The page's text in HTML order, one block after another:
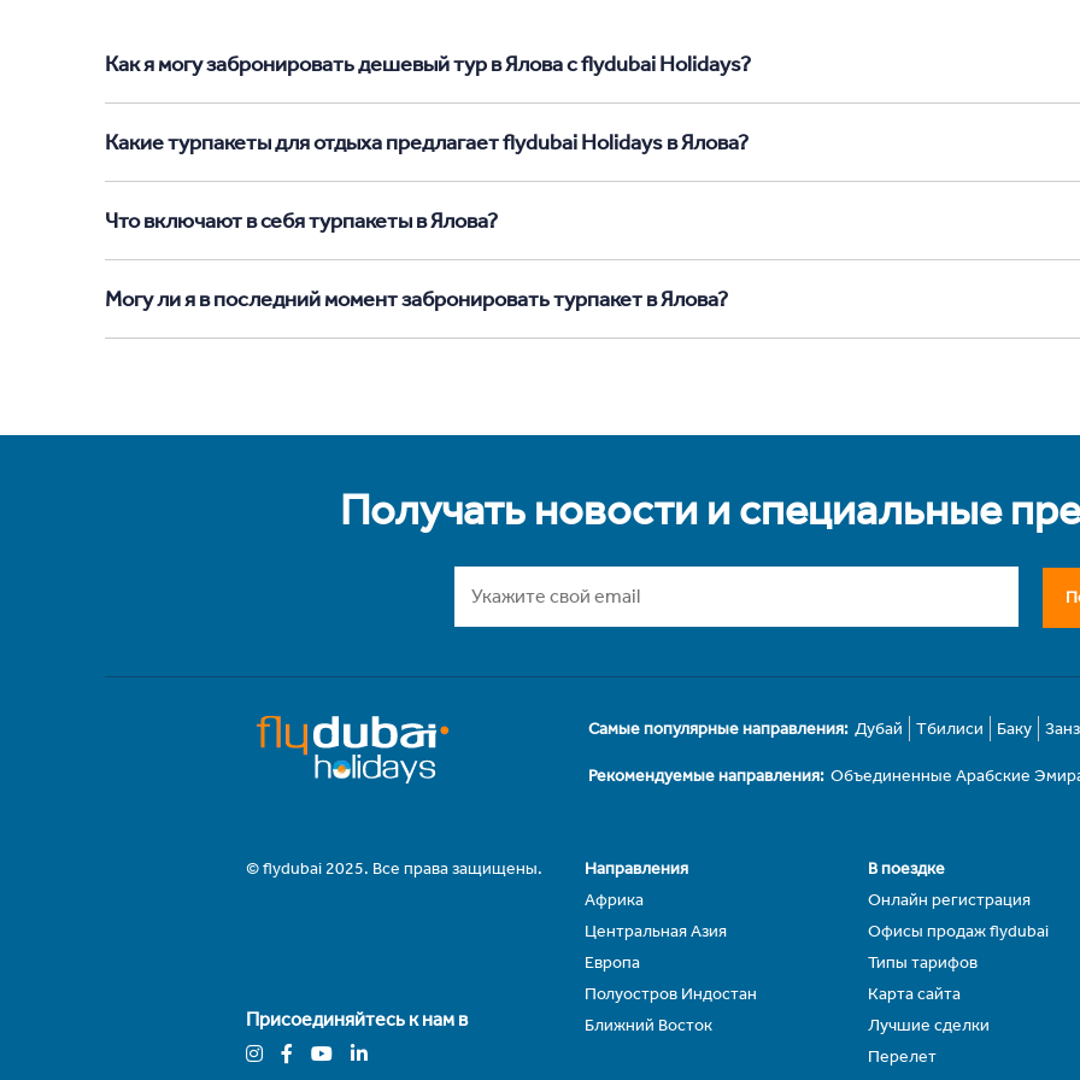
Как я могу забронировать дешевый тур в Ялова с flydubai Holidays?
Какие турпакеты для отдыха предлагает flydubai Holidays в Ялова?
Что включают в себя турпакеты в Ялова?
Могу ли я в последний момент забронировать турпакет в Ялова?
Получать новости и специальные
Самые популярные направления: Дубай Тбилиси Баку
Рекомендуемые направления: Объединенные Арабские
© flydubai 2025. Все права защищены.
Присоединяйтесь к нам в
Направления
Африка
Центральная Азия
Европа
Полуостров Индостан
Ближний Восток
В поездке
Онлайн регистрация
Офисы продаж flydubai
Типы тарифов
Карта сайта
Лучшие сделки
Перелет